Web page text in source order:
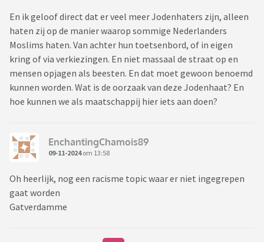
En ik geloof direct dat er veel meer Jodenhaters zijn, alleen
haten zij op de manier waarop sommige Nederlanders
Moslims haten. Van achter hun toetsenbord, of in eigen
kring of via verkiezingen. En niet massaal de straat op en
mensen opjagen als beesten. En dat moet gewoon benoemd
kunnen worden. Wat is de oorzaak van deze Jodenhaat? En
hoe kunnen we als maatschappij hier iets aan doen?
EnchantingChamois89
09-11-2024om 13:58
Oh heerlijk, nog een racisme topic waar er niet ingegrepen
gaat worden
Gatverdamme